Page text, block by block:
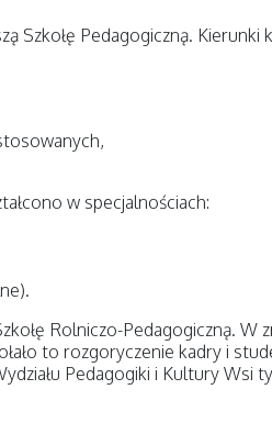
Pedagogiczną. Kierunki
w specjalnościach:
Rolniczo-Pedagogiczną. W
to rozgoryczenie kadry i
Pedagogiki i Kultury Wsi